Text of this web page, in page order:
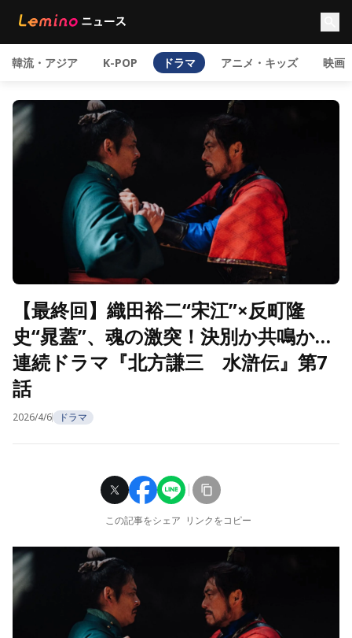
韓流・アジア K-POP ドラマ アニメ・キッズ 映画
【最終回】織田裕二“宋江”×反町隆
史“晁蓋”、魂の激突！決別か共鳴か…
連続ドラマ『北方謙三 水滸伝』第7
話
2026/4/6 ドラマ
この記事をシェア リンクをコピー